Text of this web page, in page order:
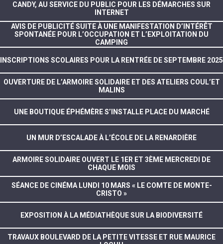
CANDY, AU SERVICE DU PUBLIC POUR LES DÉMARCHES SUR
INTERNET
AVIS DE PUBLICITÉ SUITE À UNE MANIFESTATION D’INTÉRÊT
SPONTANÉE POUR L’OCCUPATION ET L’EXPLOITATION DU
CAMPING
INSCRIPTIONS SCOLAIRES POUR LA RENTRÉE DE SEPTEMBRE 2025
OUVERTURE DE L’ARMOIRE SOLIDAIRE ET DES ATELIERS COUL’ET
MALINS
UNE BOUTIQUE ÉPHÉMÈRE S’INSTALLE PLACE DU MARCHÉ
UN MUR D’ESCALADE À L’ÉCOLE DE LA RENARDIÈRE
ARMOIRE SOLIDAIRE OUVERT LE 1ER ET 3ÈME MERCREDI DE
CHAQUE MOIS
SÉANCE DE CINÉMA LUNDI 10 MARS « LE COMTE DE MONTE-
CRISTO »
EXPOSITION À LA MÉDIATHÈQUE SUR LA BIODIVERSITÉ
TRAVAUX BOULEVARD DE LA PETITE VITESSE ET RUE MAURICE